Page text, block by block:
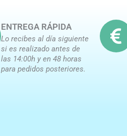
ENTREGA RÁPIDA
Lo recibes al día siguiente
si es realizado antes de
las 14:00h y en 48 horas
para pedidos posteriores.